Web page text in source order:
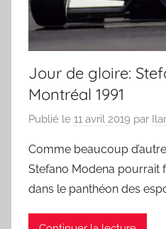
Jour de gloire:
Montréal 1991
Publié le 11 avril 2019 par
Comme beaucoup
Stefano Modena pourrait
dans le panthéon des